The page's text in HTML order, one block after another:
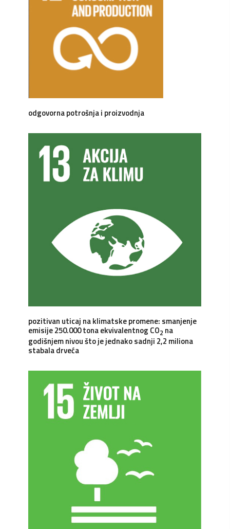
odgovorna potrošnja i proizvodnja
pozitivan uticaj na klimatske promene: smanjenje
emisije 250.000 tona ekvivalentnog CO2 na
godišnjem nivou što je jednako sadnji 2,2 miliona
stabala drveća